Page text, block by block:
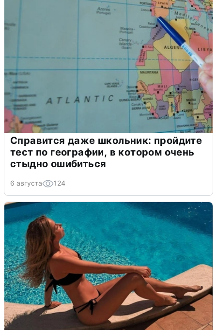
Справится даже школьник: пройдите
тест по географии, в котором очень
стыдно ошибиться
6 августа 124